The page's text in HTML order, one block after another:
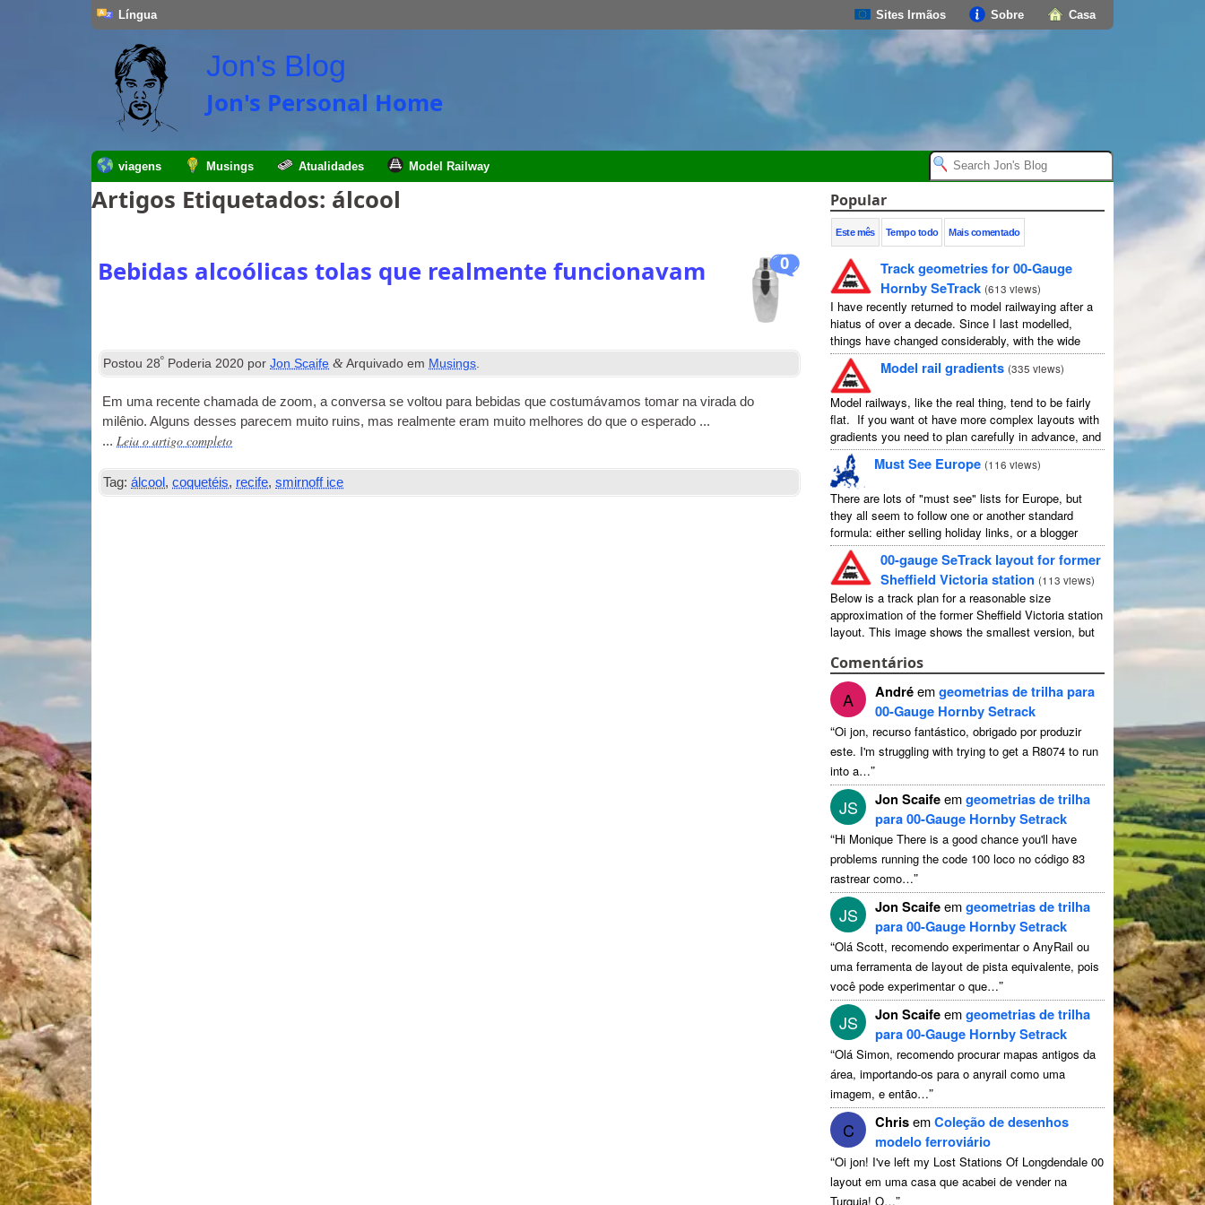
Casa
Sobre
Sites Irmãos
Língua
Jon's Blog
Jon's Personal Home
viagens Musings Atualidades Model Railway
Artigos Etiquetados: álcool
0
Bebidas alcoólicas tolas que realmente funcionavam
Postou28º Poderia 2020 porJon Scaife &Arquivado em Musings.
Em uma recente chamada de zoom, a conversa se voltou para bebidas que costumávamos tomar na virada do
milênio. Alguns desses parecem muito ruins, mas realmente eram muito melhores do que o esperado ...
...Leia o artigo completo
Tag: álcool ,coquetéis, recife,smirnoff ice
Popular
Este mês Tempo todo Mais comentado
Track geometries for 00-Gauge
Hornby SeTrack (613 views)
I have recently returned to model railwaying after a
hiatus of over a decade. Since I last modelled,
things have changed considerably, with the wide
availability of modelling software which allows
layouts to be carefully ...
Model rail gradients (335 views)
Model railways, like the real thing, tend to be fairly
flat. If you want ot have more complex layouts with
gradients you need to plan carefully in advance, and
avoid the temptation to create an ...
Must See Europe (116 views)
There are lots of "must see" lists for Europe, but
they all seem to follow one or another standard
formula: either selling holiday links, or a blogger
picking out their favourites in their own country ...
00-gauge SeTrack layout for former
Sheffield Victoria station (113 views)
Below is a track plan for a reasonable size
approximation of the former Sheffield Victoria station
layout. This image shows the smallest version, but
Comentários
A Andréemgeometrias de trilha para
00-Gauge Hornby Setrack
“Oi jon, recurso fantástico, obrigado por produzir
este. I'm struggling with trying to get a R8074 to run
into a…”
JS Jon Scaifeemgeometrias de trilha
para 00-Gauge Hornby Setrack
“Hi Monique There is a good chance you'll have
problems running the code 100 loco no código 83
rastrear como…”
JS Jon Scaifeemgeometrias de trilha
para 00-Gauge Hornby Setrack
“Olá Scott, recomendo experimentar o AnyRail ou
uma ferramenta de layout de pista equivalente, pois
você pode experimentar o que…”
JS Jon Scaifeemgeometrias de trilha
para 00-Gauge Hornby Setrack
“Olá Simon, recomendo procurar mapas antigos da
área, importando-os para o anyrail como uma
imagem, e então…”
C ChrisemColeção de desenhos
modelo ferroviário
“Oi jon! I've left my Lost Stations Of Longdendale 00
layout em uma casa que acabei de vender na
Turquia! O…”